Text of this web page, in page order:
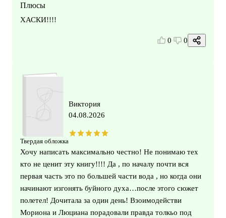
Плюсы
ХАСКИ!!!!
0 0
Твердая обложка
Виктория
04.08.2026
Хочу написать максимально честно! Не понимаю тех
кто не ценит эту книгу!!!! Да , по началу почти вся
первая часть это по большей части вода , но когда они
начинают изгонять буйного духа…после этого сюжет
полетел! Дочитала за один день! Взоимодействи
Мориона и Люциана порадовали правда толкьо под